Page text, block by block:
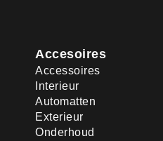
Accesoires
Accessoires
Interieur
Automatten
Exterieur
Onderhoud